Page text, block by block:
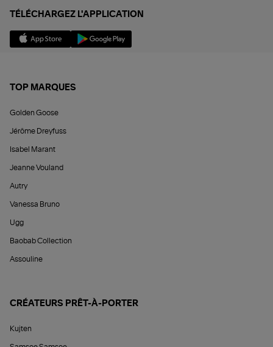
TÉLÉCHARGEZ L'APPLICATION
TOP MARQUES
Golden Goose
Jérôme Dreyfuss
Isabel Marant
Jeanne Vouland
Autry
Vanessa Bruno
Ugg
Baobab Collection
Assouline
CRÉATEURS PRÊT-À-PORTER
Kujten